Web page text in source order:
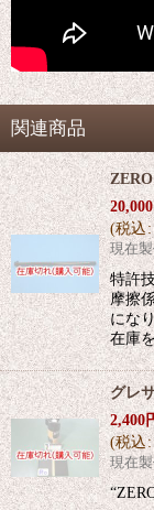
関連商品
20,000
(税込:
現在
特許
摩擦
にな
在庫
グレ
2,400
(税込:
現在